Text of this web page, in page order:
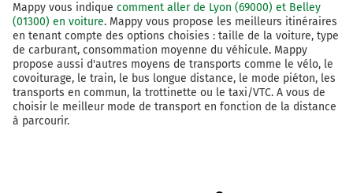
Mappy vous indique comment aller de Lyon (69000) et Belley
(01300) en voiture. Mappy vous propose les meilleurs itinéraires
en tenant compte des options choisies : taille de la voiture, type
de carburant, consommation moyenne du véhicule. Mappy
propose aussi d'autres moyens de transports comme le vélo, le
covoiturage, le train, le bus longue distance, le mode piéton, les
transports en commun, la trottinette ou le taxi/VTC. A vous de
choisir le meilleur mode de transport en fonction de la distance
à parcourir.